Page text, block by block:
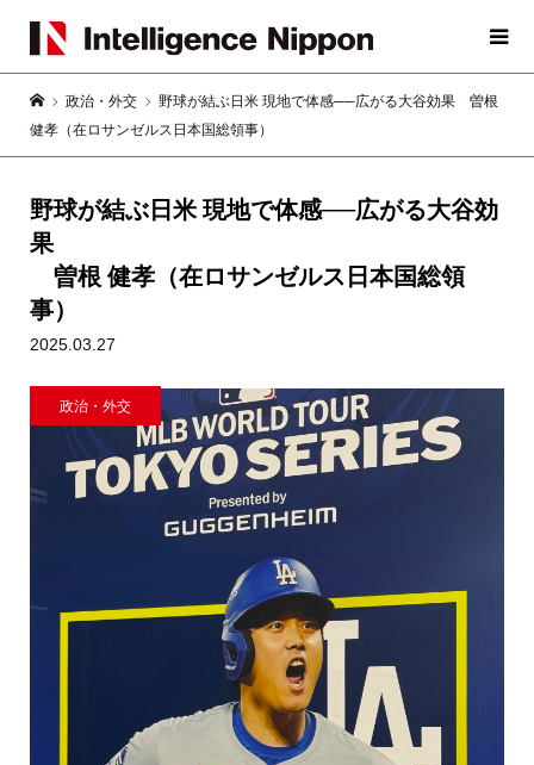
政治・外交
野球が結ぶ日米 現地で体感──広がる大谷効果 曽根
健孝（在ロサンゼルス日本国総領事）
野球が結ぶ日米 現地で体感──広がる大谷効
果
曽根 健孝（在ロサンゼルス日本国総領
事）
2025.03.27
政治・外交